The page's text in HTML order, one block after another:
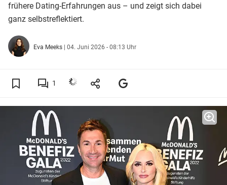
frühere Dating-Erfahrungen aus – und zeigt sich dabei
ganz selbstreflektiert.
Eva Meeks | 04. Juni 2026 - 08:13 Uhr
1